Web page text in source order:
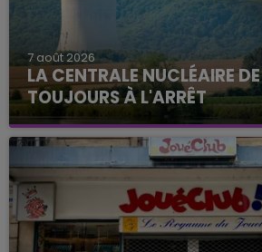
7 août 2026
LA CENTRALE NUCLÉAIRE
TOUJOURS À L'ARRÊT
Cela fait déjà une semaine que
nucléaire ardennaise est à
justifiée par la sécheresse
présente.